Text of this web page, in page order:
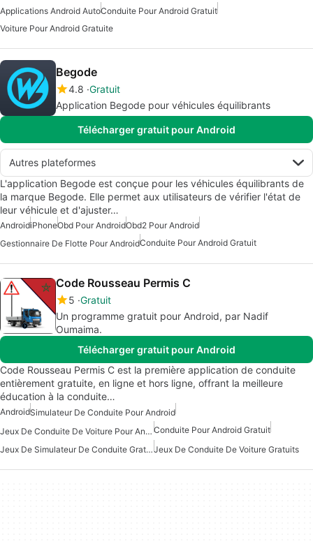
Applications Android AutoConduite Pour Android Gratuit
Voiture Pour Android Gratuite
Begode
4.8 Gratuit
Application Begode pour véhicules équilibrants
Télécharger gratuit pour Android
Autres plateformes
L'application Begode est conçue pour les véhicules équilibrants de
la marque Begode. Elle permet aux utilisateurs de vérifier l'état de
leur véhicule et d'ajuster…
AndroidiPhoneObd Pour AndroidObd2 Pour Android
Gestionnaire De Flotte Pour AndroidConduite Pour Android Gratuit
Code Rousseau Permis C
5 Gratuit
Un programme gratuit pour Android, par Nadif
Oumaima.
Télécharger gratuit pour Android
Code Rousseau Permis C est la première application de conduite
entièrement gratuite, en ligne et hors ligne, offrant la meilleure
éducation à la conduite…
AndroidSimulateur De Conduite Pour Android
Jeux De Conduite De Voiture Pour Android Conduite Pour Android Gratuit
Jeux De Simulateur De Conduite Gratuits Jeux De Conduite De Voiture Gratuits